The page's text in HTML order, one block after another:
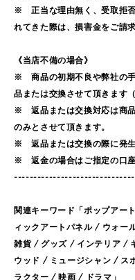
※ 正当な理由無く、受取拒否
れてきた際は、損害金をご請
《当店不備の場合》
※ 商品の初期不良や弊社の手
品または交換させて頂きます
※ 返品または交換対応は商品
のみとさせて頂きます。
※ 返品または交換の際に発生
※ 返金の場合はご指定の口座
関連キーワード「ポップアー
ィックアートパネル / ウォ
雑貨 / グッズ / インテリア /
ウッド / ミュージシャン / ス
ラクター / 映画 / ドラマ」